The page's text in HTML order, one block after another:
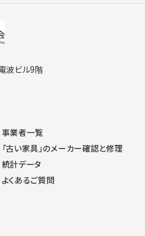
波ビル9階
事業者一覧
「古い家具」のメーカー確認と修理
統計データ
よくあるご質問